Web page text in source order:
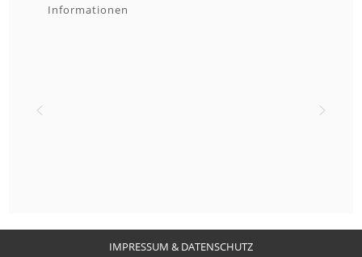
Informationen
IMPRESSUM & DATENSCHUTZ